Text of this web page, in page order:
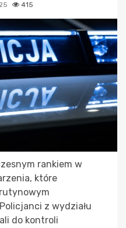
415
rankiem w
które
z wydziału
do kontroli